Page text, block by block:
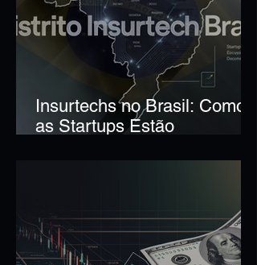
Insurtechs no Brasil: Como
as Startups Estão